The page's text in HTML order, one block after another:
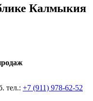
Калмыкия
тел.: +7 (911) 978-62-52